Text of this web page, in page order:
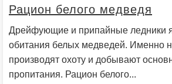
Рацион белого медведя
Дрейфующие и припайные ледники
обитания белых медведей. Именно
производят охоту и добывают
пропитания. Рацион белого...